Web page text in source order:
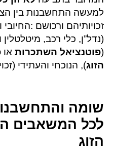
למעשה התחשבנות בין
זכויותיהם ורכושם
(נדל”ן, כלי רכב,
(פוטנציאל השתכרות או
הזוג), הנוכחי והעתידי
שומה
לכל המשאבים
הזוג